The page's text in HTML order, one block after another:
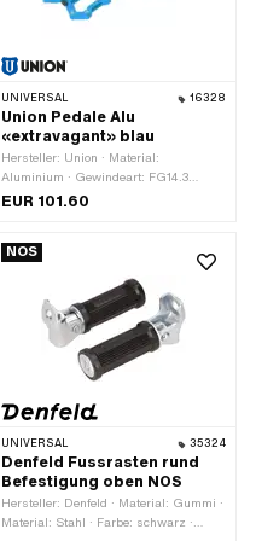
UNIVERSAL 16328
Union Pedale Alu
«extravagant» blau
Hersteller: Union · Material:
Aluminium · Gewindeart: FG14.3
(9/16" 20G) · Farbe: blau · Antrieb:
Reflektoren: Nein
EUR 101.60
NOS
UNIVERSAL 35324
Denfeld Fussrasten rund
Befestigung oben NOS
Hersteller: Denfeld · Material: Gummi ·
Material: Stahl · Farbe: schwarz ·